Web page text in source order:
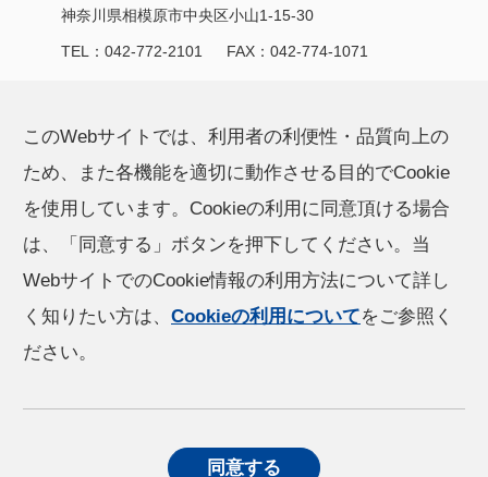
神奈川県相模原市中央区小山1-15-30
TEL： 042-772-2101 FAX：042-774-1071
製品/サービス
オハラの技術力
CSR活動
お知らせ
採用情報
Cookieの利⽤について
このWebサイトでは、利用者の利便性・品質向上の
ため、また各機能を適切に動作させる目的でCookie
を使用しています。Cookieの利用に同意頂ける場合
は、「同意する」ボタンを押下してください。当
WebサイトでのCookie情報の利用方法について詳し
く知りたい方は、 Cookieの利用についてをご参照く
ださい。
同意する